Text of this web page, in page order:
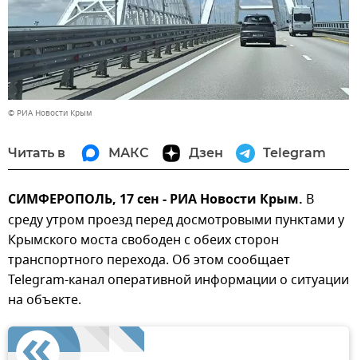
© РИА Новости Крым
Читать в МАКС Дзен Telegram
СИМФЕРОПОЛЬ, 17 сен - РИА Новости Крым. В
среду утром проезд перед досмотровыми пунктами у
Крымского моста свободен с обеих сторон
транспортного перехода. Об этом сообщает
Telegram-канал оперативной информации о ситуации
на объекте.